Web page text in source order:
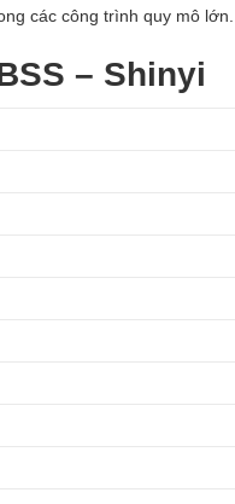
các công trình quy mô lớn.
– Shinyi